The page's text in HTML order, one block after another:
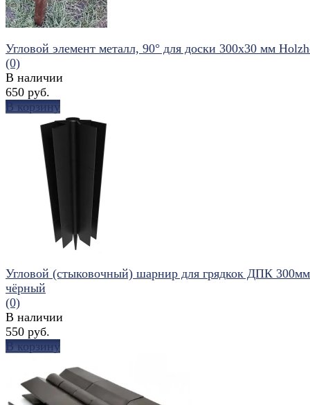
избранное
Угловой элемент металл, 90° для доски 300х30 мм
(0)
В наличии
650 руб.
В корзину
избранное сравнить
Угловой (стыковочный) шарнир для грядкок ДПК 300мм
чёрный
(0)
В наличии
550 руб.
В корзину